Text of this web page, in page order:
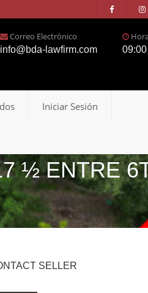
Correo Electrónico
info@bda-lawfirm.com
Iniciar Sesión
½ ENTRE
SELLER